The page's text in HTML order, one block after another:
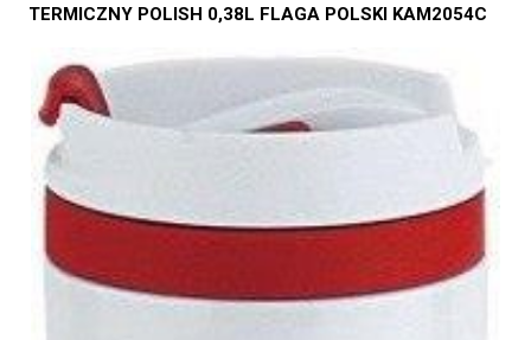
TERMICZNY POLISH 0,38L FLAGA POLSKI KAM2054C